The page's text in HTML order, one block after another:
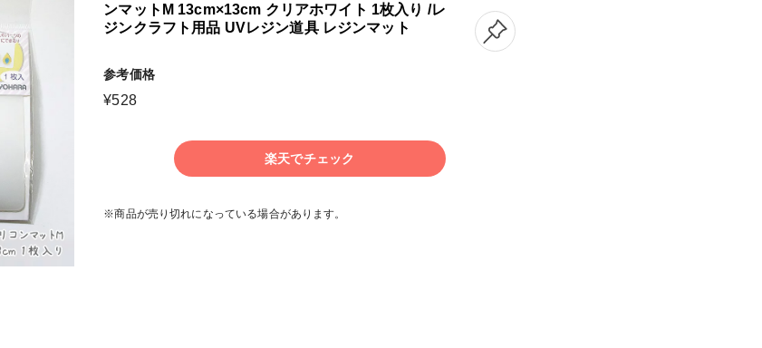
ンマットM 13cm×13cm クリアホワイト 1枚入り /レ
ジンクラフト用品 UVレジン道具 レジンマット
参考価格
¥528
楽天でチェック
※商品が売り切れになっている場合があります。